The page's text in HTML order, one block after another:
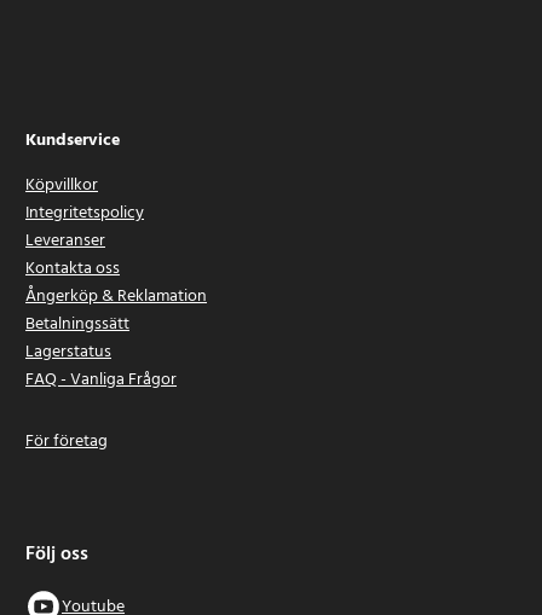
Kundservice
Köpvillkor
Integritetspolicy
Leveranser
Kontakta oss
Ångerköp & Reklamation
Betalningssätt
Lagerstatus
FAQ - Vanliga Frågor
För företag
Följ oss
Youtube